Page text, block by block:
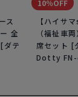
ス
全
テ
10％OFF
【ハイサ
（福祉車
席セット [
Dotty FN-